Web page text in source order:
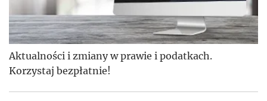
Aktualności i zmiany w prawie i podatkach.
Korzystaj bezpłatnie!